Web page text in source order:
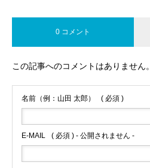
0 コメント
この記事へのコメントはありません。
名前（例：山田 太郎） ( 必須 )
E-MAIL ( 必須 ) - 公開されません -